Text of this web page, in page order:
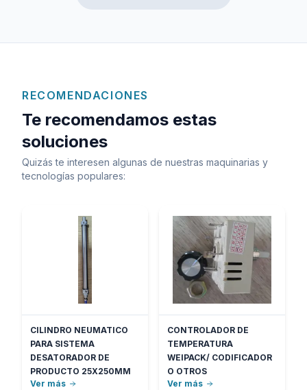
RECOMENDACIONES
Te recomendamos estas
soluciones
Quizás te interesen algunas de nuestras maquinarias y
tecnologías populares:
CILINDRO NEUMATICO
PARA SISTEMA
DESATORADOR DE
PRODUCTO 25X250MM
Ver más
CONTROLADOR DE
TEMPERATURA
WEIPACK/ CODIFICADOR
O OTROS
Ver más